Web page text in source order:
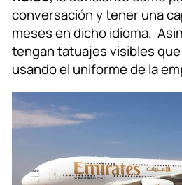
conversación y tener una
meses en dicho idioma.
tengan tatuajes visibles
usando el uniforme de la